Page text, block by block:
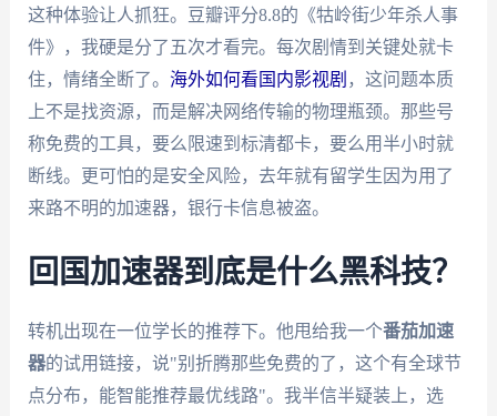
这种体验让人抓狂。豆瓣评分8.8的《牯岭街少年杀人事
件》，我硬是分了五次才看完。每次剧情到关键处就卡
住，情绪全断了。 海外如何看国内影视剧 ，这问题本质
上不是找资源，而是解决网络传输的物理瓶颈。那些号
称免费的工具，要么限速到标清都卡，要么用半小时就
断线。更可怕的是安全风险，去年就有留学生因为用了
来路不明的加速器，银行卡信息被盗。
回国加速器到底是什么黑科技？
转机出现在一位学长的推荐下。他甩给我一个番茄加速
器的试用链接，说"别折腾那些免费的了，这个有全球节
点分布，能智能推荐最优线路"。我半信半疑装上，选